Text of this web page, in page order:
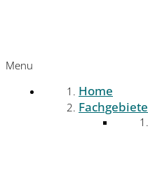
Menu
Home
Fachgebiete